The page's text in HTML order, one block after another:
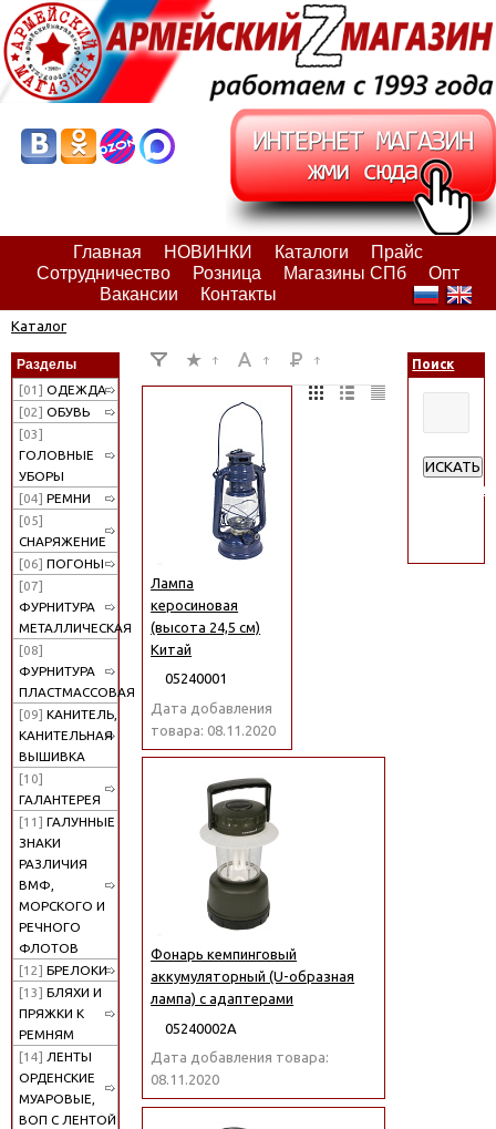
Главная НОВИНКИ Каталоги
Прайс
Сотрудничество
Розница Магазины СПб
Опт
Вакансии
Контакты
Каталог
Разделы
[01] ОДЕЖДА
[02] ОБУВЬ
[03]
ГОЛОВНЫЕ
УБОРЫ
[04] РЕМНИ
[05]
СНАРЯЖЕНИЕ
[06] ПОГОНЫ
[07]
ФУРНИТУРА
МЕТАЛЛИЧЕСКАЯ
[08]
ФУРНИТУРА
ПЛАСТМАССОВАЯ
[09] КАНИТЕЛЬ,
КАНИТЕЛЬНАЯ
ВЫШИВКА
[10]
ГАЛАНТЕРЕЯ
[11] ГАЛУННЫЕ
ЗНАКИ
РАЗЛИЧИЯ
ВМФ,
МОРСКОГО И
РЕЧНОГО
ФЛОТОВ
[12] БРЕЛОКИ
[13] БЛЯХИ И
ПРЯЖКИ К
РЕМНЯМ
[14] ЛЕНТЫ
ОРДЕНСКИЕ
МУАРОВЫЕ,
ВОП С ЛЕНТОЙ
Лампа
керосиновая
(высота 24,5 см)
Китай
05240001
Дата добавления
товара: 08.11.2020
Фонарь кемпинговый
аккумуляторный (U-образная
лампа) с адаптерами
05240002А
Дата добавления товара:
08.11.2020
Поиск
ИСКАТЬ